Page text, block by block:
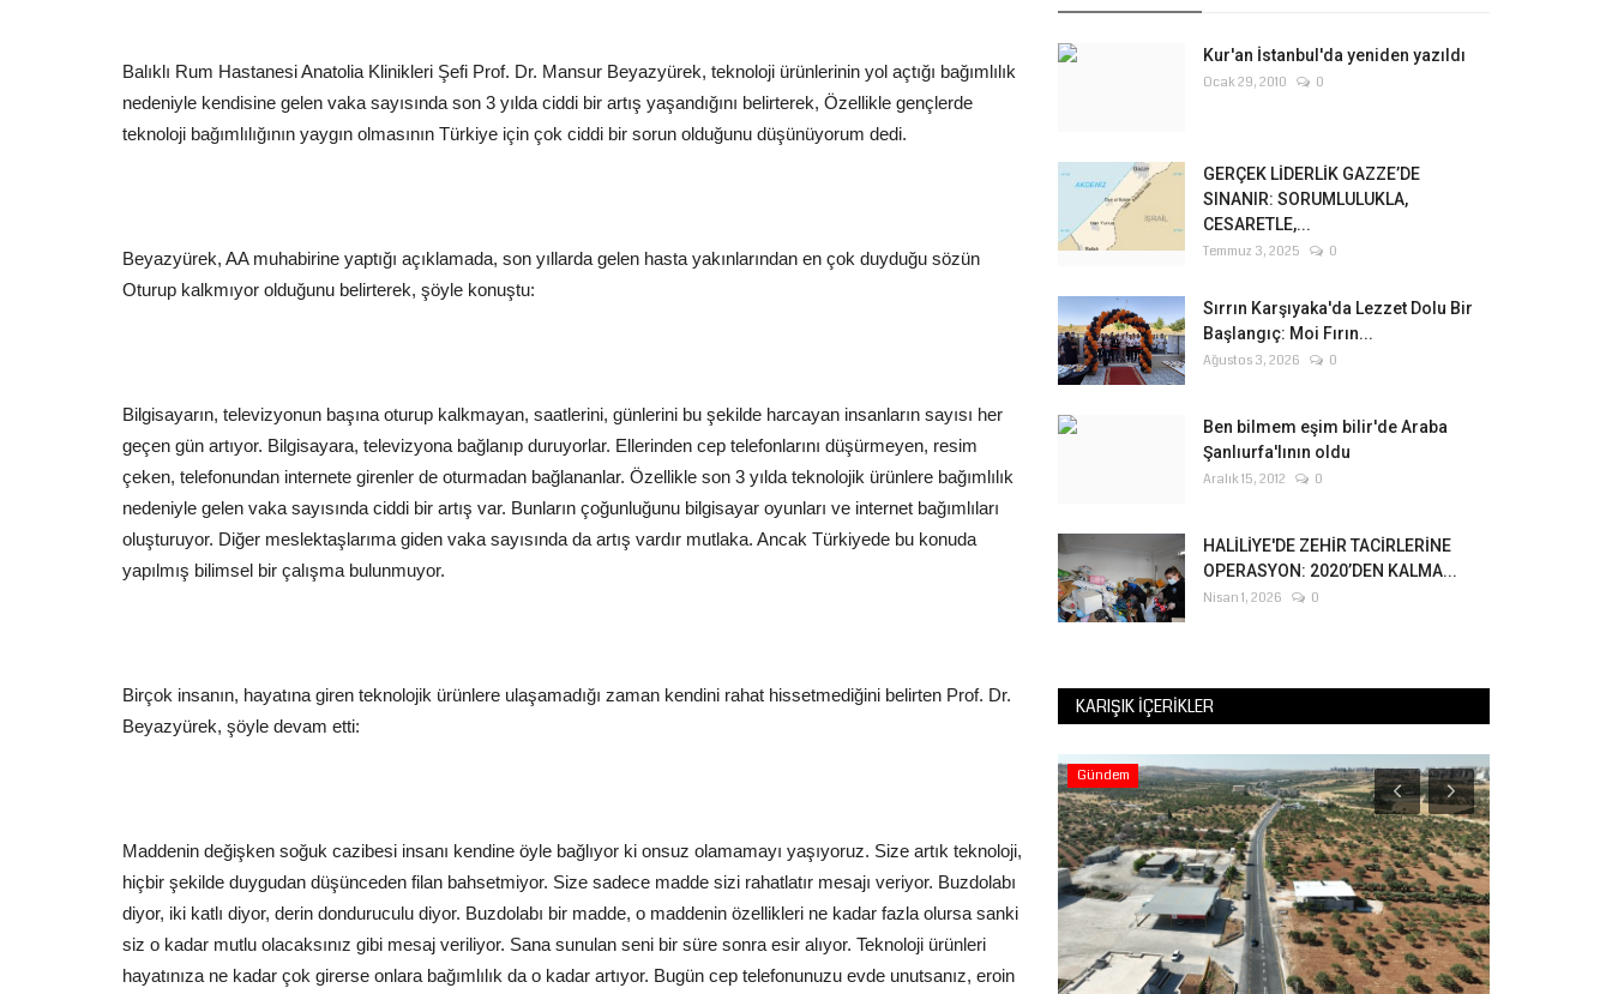
Balıklı Rum Hastanesi Anatolia Klinikleri Şefi Prof. Dr. Mansur Beyazyürek, teknoloji ürünlerinin yol açtığı bağımlılık
nedeniyle kendisine gelen vaka sayısında son 3 yılda ciddi bir artış yaşandığını belirterek, Özellikle gençlerde
teknoloji bağımlılığının yaygın olmasının Türkiye için çok ciddi bir sorun olduğunu düşünüyorum dedi.
Beyazyürek, AA muhabirine yaptığı açıklamada, son yıllarda gelen hasta yakınlarından en çok duyduğu sözün
Oturup kalkmıyor olduğunu belirterek, şöyle konuştu:
Bilgisayarın, televizyonun başına oturup kalkmayan, saatlerini, günlerini bu şekilde harcayan insanların sayısı her
geçen gün artıyor. Bilgisayara, televizyona bağlanıp duruyorlar. Ellerinden cep telefonlarını düşürmeyen, resim
çeken, telefonundan internete girenler de oturmadan bağlananlar. Özellikle son 3 yılda teknolojik ürünlere bağımlılık
nedeniyle gelen vaka sayısında ciddi bir artış var. Bunların çoğunluğunu bilgisayar oyunları ve internet bağımlıları
oluşturuyor. Diğer meslektaşlarıma giden vaka sayısında da artış vardır mutlaka. Ancak Türkiyede bu konuda
yapılmış bilimsel bir çalışma bulunmuyor.
Birçok insanın, hayatına giren teknolojik ürünlere ulaşamadığı zaman kendini rahat hissetmediğini belirten Prof. Dr.
Beyazyürek, şöyle devam etti:
Maddenin değişken soğuk cazibesi insanı kendine öyle bağlıyor ki onsuz olamamayı yaşıyoruz. Size artık teknoloji,
hiçbir şekilde duygudan düşünceden filan bahsetmiyor. Size sadece madde sizi rahatlatır mesajı veriyor. Buzdolabı
diyor, iki katlı diyor, derin donduruculu diyor. Buzdolabı bir madde, o maddenin özellikleri ne kadar fazla olursa sanki
siz o kadar mutlu olacaksınız gibi mesaj veriliyor. Sana sunulan seni bir süre sonra esir alıyor. Teknoloji ürünleri
hayatınıza ne kadar çok girerse onlara bağımlılık da o kadar artıyor. Bugün cep telefonunuzu evde unutsanız, eroin
Kur'an İstanbul'da yeniden yazıldı
Ocak 29, 2010 0
GERÇEK LİDERLİK GAZZE’DE
SINANIR: SORUMLULUKLA,
CESARETLE,...
Temmuz 3, 2025 0
Sırrın Karşıyaka'da Lezzet Dolu Bir
Başlangıç: Moi Fırın...
Ağustos 3, 2026 0
Ben bilmem eşim bilir'de Araba
Şanlıurfa'lının oldu
Aralık 15, 2012 0
HALİLİYE'DE ZEHİR TACİRLERİNE
OPERASYON: 2020’DEN KALMA...
Nisan 1, 2026 0
KARIŞIK İÇERIKLER
Gündem